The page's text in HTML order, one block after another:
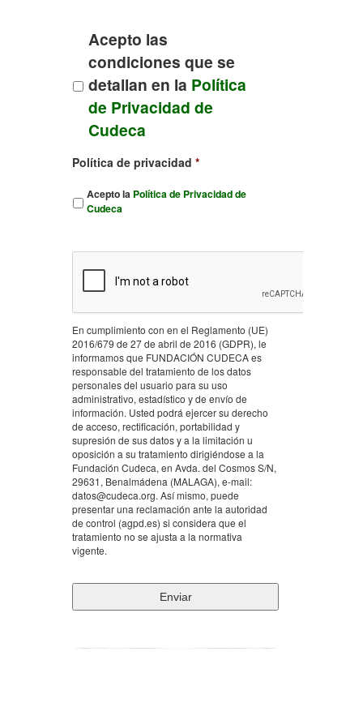
Acepto las
condiciones que se
detallan en la Política
de Privacidad de
Cudeca
Política de privacidad *
Acepto la Política de Privacidad de
Cudeca
En cumplimiento con en el Reglamento (UE)
2016/679 de 27 de abril de 2016 (GDPR), le
informamos que FUNDACIÓN CUDECA es
responsable del tratamiento de los datos
personales del usuario para su uso
administrativo, estadístico y de envío de
información. Usted podrá ejercer su derecho
de acceso, rectificación, portabilidad y
supresión de sus datos y a la limitación u
oposición a su tratamiento dirigiéndose a la
Fundación Cudeca, en Avda. del Cosmos S/N,
29631, Benalmádena (MALAGA), e-mail:
datos@cudeca.org. Así mismo, puede
presentar una reclamación ante la autoridad
de control (agpd.es) si considera que el
tratamiento no se ajusta a la normativa
vigente.